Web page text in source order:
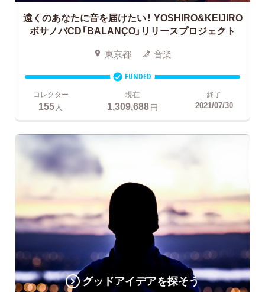
遠くのあなたに音を届けたい！ YOSHIRO&KEIJIRO
ボサノバCD「BALANÇO」リリースプロジェクト
東京都 音楽
FUNDED
コレクター
155 人
現在
1,309,688円
終了
2021/07/30
グッドアイデアを探そう